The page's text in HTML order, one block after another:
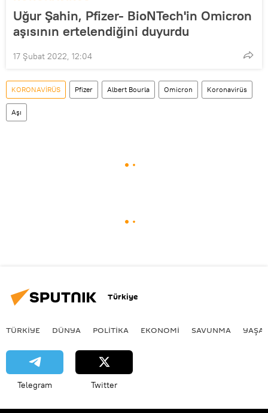
Uğur Şahin, Pfizer- BioNTech'in Omicron
aşısının ertelendiğini duyurdu
17 Şubat 2022, 12:04
KORONAVİRÜS Pfizer Albert Bourla Omicron Koronavirüs
Aşı
Türkiye
TÜRKIYE DÜNYA POLİTİKA EKONOMİ SAVUNMA
Telegram Twitter